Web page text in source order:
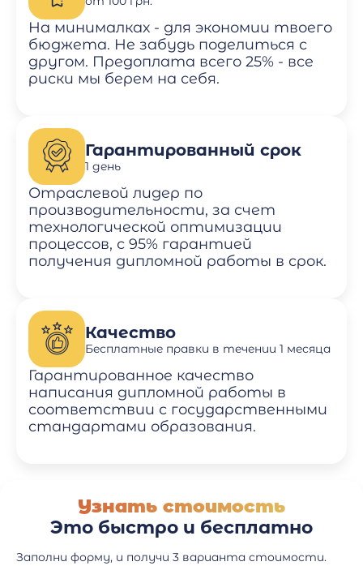
На минималках - для экономии твоего
бюджета. Не забудь поделиться с
другом. Предоплата всего 25% - все
риски мы берем на себя.
Гарантированный срок
1 день
Отраслевой лидер по
производительности, за счет
технологической оптимизации
процессов, с 95% гарантией
получения дипломной работы в срок.
Качество
Бесплатные правки в течении 1 месяца
Гарантированное качество
написания дипломной работы в
соответствии с государственными
стандартами образования.
Узнать стоимость
Это быстро и бесплатно
Заполни форму, и получи 3 варианта стоимости.